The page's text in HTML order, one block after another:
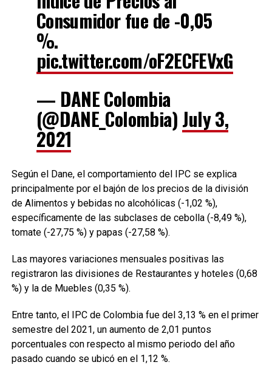
Consumidor fue de -0,05
%.
pic.twitter.com/oF2ECFEVxG
— DANE Colombia
(@DANE_Colombia) July 3,
2021
Según el Dane, el comportamiento del IPC se explica
principalmente por el bajón de los precios de la división
de Alimentos y bebidas no alcohólicas (-1,02 %),
específicamente de las subclases de cebolla (-8,49 %),
tomate (-27,75 %) y papas (-27,58 %).
Las mayores variaciones mensuales positivas las
registraron las divisiones de Restaurantes y hoteles (0,68
%) y la de Muebles (0,35 %).
Entre tanto, el IPC de Colombia fue del 3,13 % en el primer
semestre del 2021, un aumento de 2,01 puntos
porcentuales con respecto al mismo periodo del año
pasado cuando se ubicó en el 1,12 %.